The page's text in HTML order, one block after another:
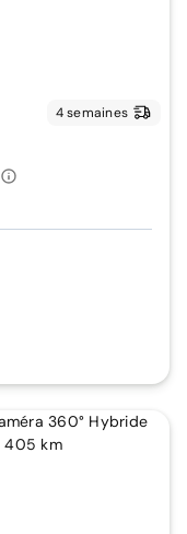
4 semaines